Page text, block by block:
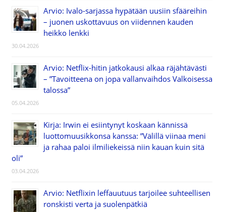
Arvio: Ivalo-sarjassa hypätään uusiin sfääreihin
– juonen uskottavuus on viidennen kauden
heikko lenkki
30.04.2026
Arvio: Netflix-hitin jatkokausi alkaa räjähtävästi
– ”Tavoitteena on jopa vallanvaihdos Valkoisessa
talossa”
05.04.2026
Kirja: Irwin ei esiintynyt koskaan kännissä
luottomuusikkonsa kanssa: ”Välillä viinaa meni
ja rahaa paloi ilmiliekeissä niin kauan kuin sitä
oli”
03.04.2026
Arvio: Netflixin leffauutuus tarjoilee suhteellisen
ronskisti verta ja suolenpätkiä